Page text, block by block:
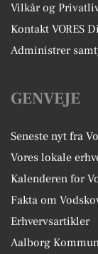
Vilkår og
Kontakt VORES
Administrer
GENVEJE
Seneste nyt fra
Vores lokale
Kalenderen for
Fakta om
Erhvervsartikler
Aalborg